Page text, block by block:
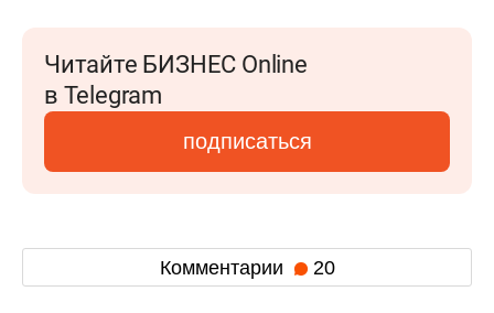
Читайте БИЗНЕС Online
в Telegram
подписаться
Комментарии 20